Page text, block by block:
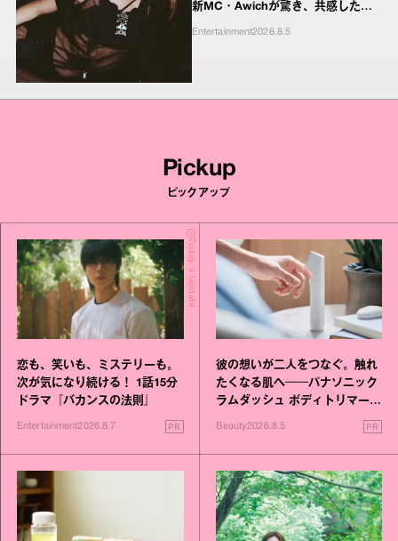
新MC・Awichが驚き、共感したヤ
Entertainment2026.8.5
Pickup
ピックアップ
Today's Update
恋も、笑いも、ミステリーも。
次が気になり続ける！ 1話15分
ドラマ『バカンスの法則』
Entertainment2026.8.7 PR
彼の想いが二人をつなぐ。触れ
たくなる肌へ──パナソニック
ラムダッシュ ボディトリマーが
Beauty2026.8.5 PR